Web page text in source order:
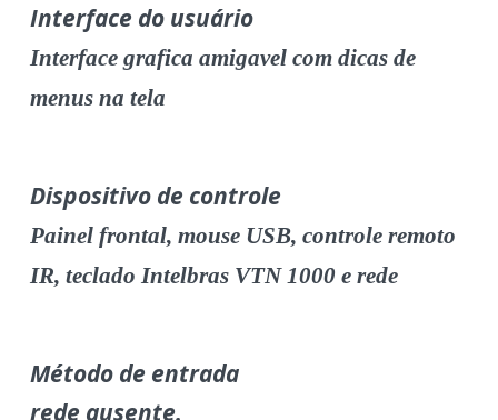
Interface do usuário
Interface grafica amigavel com dicas de
menus na tela
Dispositivo de controle
Painel frontal, mouse USB, controle remoto
IR, teclado Intelbras VTN 1000 e rede
Método de entrada
rede ausente.